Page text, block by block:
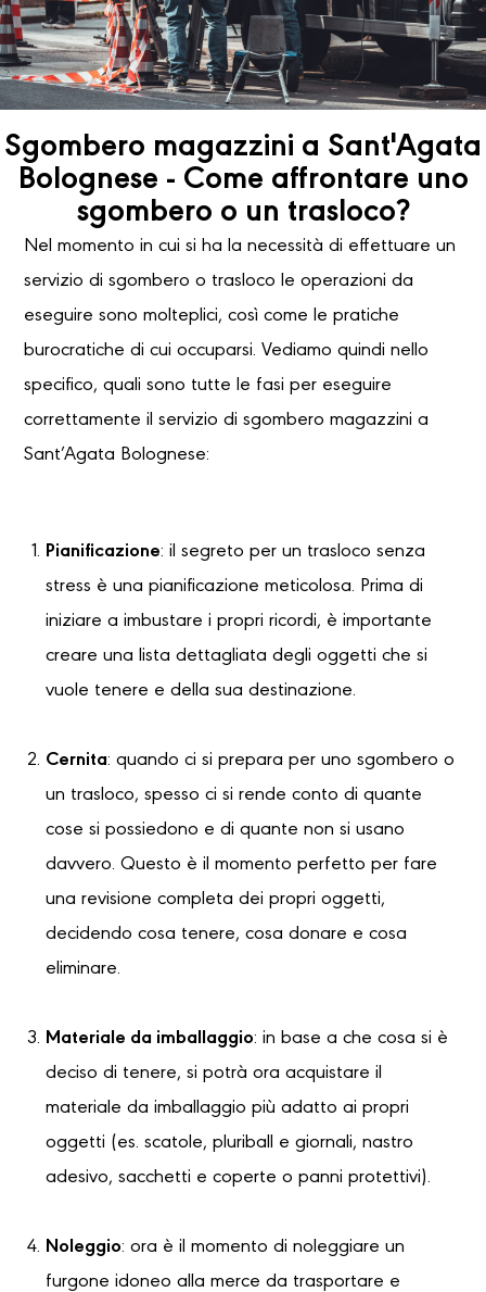
Sgombero magazzini a Sant'Agata
Bolognese - Come affrontare uno
sgombero o un trasloco?
Nel momento in cui si ha la necessità di effettuare un
servizio di sgombero o trasloco le operazioni da
eseguire sono molteplici, così come le pratiche
burocratiche di cui occuparsi. Vediamo quindi nello
specifico, quali sono tutte le fasi per eseguire
correttamente il servizio di sgombero magazzini a
Sant’Agata Bolognese:
Pianificazione: il segreto per un trasloco senza
stress è una pianificazione meticolosa. Prima di
iniziare a imbustare i propri ricordi, è importante
creare una lista dettagliata degli oggetti che si
vuole tenere e della sua destinazione.
Cernita: quando ci si prepara per uno sgombero o
un trasloco, spesso ci si rende conto di quante
cose si possiedono e di quante non si usano
davvero. Questo è il momento perfetto per fare
una revisione completa dei propri oggetti,
decidendo cosa tenere, cosa donare e cosa
eliminare.
Materiale da imballaggio: in base a che cosa si è
deciso di tenere, si potrà ora acquistare il
materiale da imballaggio più adatto ai propri
oggetti (es. scatole, pluriball e giornali, nastro
adesivo, sacchetti e coperte o panni protettivi).
Noleggio: ora è il momento di noleggiare un
furgone idoneo alla merce da trasportare e